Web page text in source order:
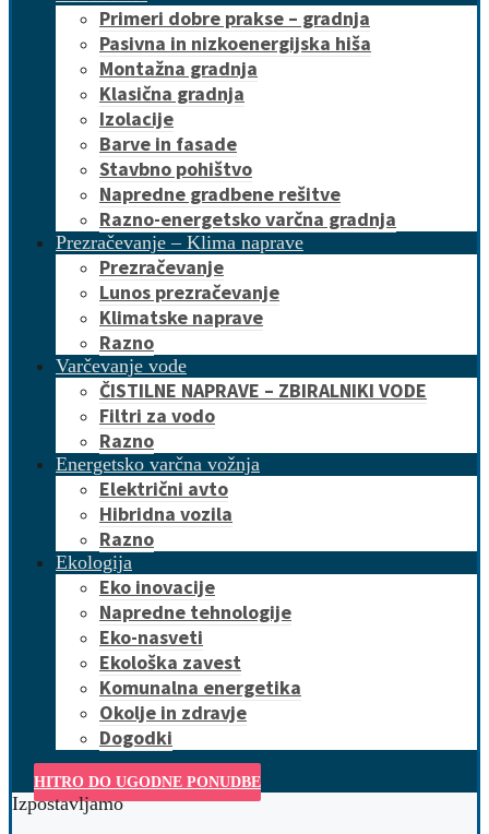
Primeri dobre prakse – gradnja
Pasivna in nizkoenergijska hiša
Montažna gradnja
Klasična gradnja
Izolacije
Barve in fasade
Stavbno pohištvo
Napredne gradbene rešitve
Razno-energetsko varčna gradnja
Prezračevanje – Klima naprave
Prezračevanje
Lunos prezračevanje
Klimatske naprave
Razno
Varčevanje vode
ČISTILNE NAPRAVE – ZBIRALNIKI VODE
Filtri za vodo
Razno
Energetsko varčna vožnja
Električni avto
Hibridna vozila
Razno
Ekologija
Eko inovacije
Napredne tehnologije
Eko-nasveti
Ekološka zavest
Komunalna energetika
Okolje in zdravje
Dogodki
HITRO DO UGODNE PONUDBE
Izpostavljamo